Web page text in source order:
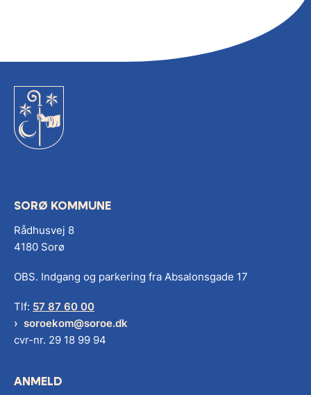
SORØ KOMMUNE
Rådhusvej 8
4180 Sorø
OBS. Indgang og parkering fra Absalonsgade 17
Tlf: 57 87 60 00
soroekom@soroe.dk
cvr-nr. 29 18 99 94
ANMELD